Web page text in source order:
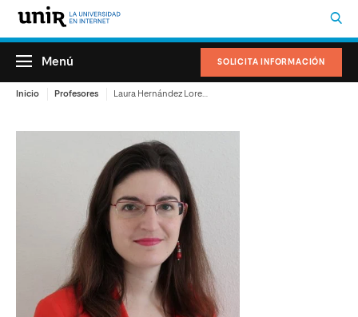
SOLICITA INFORMACIÓN
Menú
Inicio Profesores